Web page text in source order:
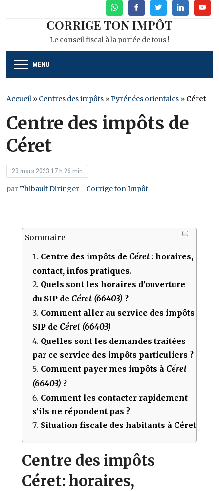
WhatsAppFacebookTwitterLinkedin
CORRIGE TON IMPÔT
Le conseil fiscal à la portée de tous !
MENU
Accueil » Centres des impôts »Pyrénées orientales » Céret
Centre des impôts de
Céret
23 mars 2023 17 h 26 min
parThibault Diringer - Corrige ton Impôt
Sommaire
Centre des impôts de Céret : horaires,
contact, infos pratiques.
Quels sont les horaires d’ouverture
du SIP de Céret (66403) ?
Comment aller au service des impôts
SIP de Céret (66403)
Quelles sont les demandes traitées
par ce service des impôts particuliers ?
Comment payer mes impôts à Céret
(66403) ?
Comment les contacter rapidement
s’ils ne répondent pas ?
Situation fiscale des habitants à Céret
Centre des impôts
Céret: horaires,